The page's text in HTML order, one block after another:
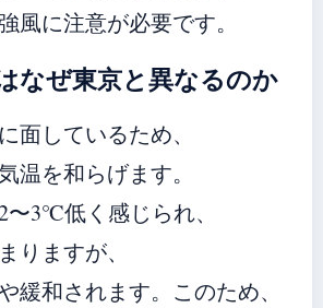
風に注意が必要です。
なぜ東京と異なるのか
面しているため、
温を和らげます。
3℃低く感じられ、
りますが、
緩和されます。このため、